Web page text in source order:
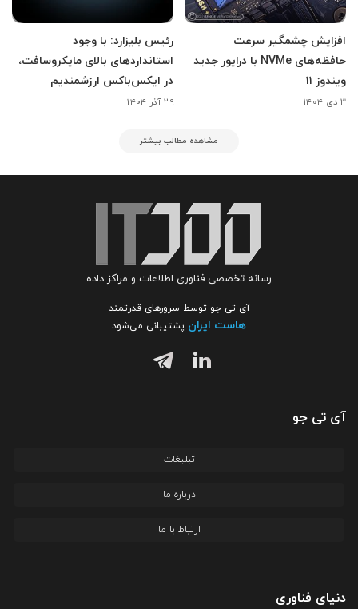
افزایش چشمگیر سرعت
حافظه‌های NVMe با درایور جدید
ویندوز ۱۱
۳ دی ۱۴۰۴
رئیس بلیزارد: با وجود
استانداردهای بالای مایکروسافت،
در ایکس‌باکس ارزشمندیم
۲۹ آذر ۱۴۰۴
مشاهده مطالب بیشتر
رسانه تخصصی فناوری اطلاعات و مراکز داده
آی تی جو توسط سرورهای قدرتمند
هاست ایران پشتیبانی می‌شود
آی تی جو
تبلیغات
درباره ما
ارتباط با ما
دنیای فناوری